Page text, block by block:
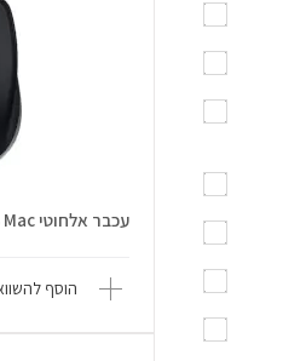
עכבר אלחוטי MX Anywhere 3S Mac
הוסף